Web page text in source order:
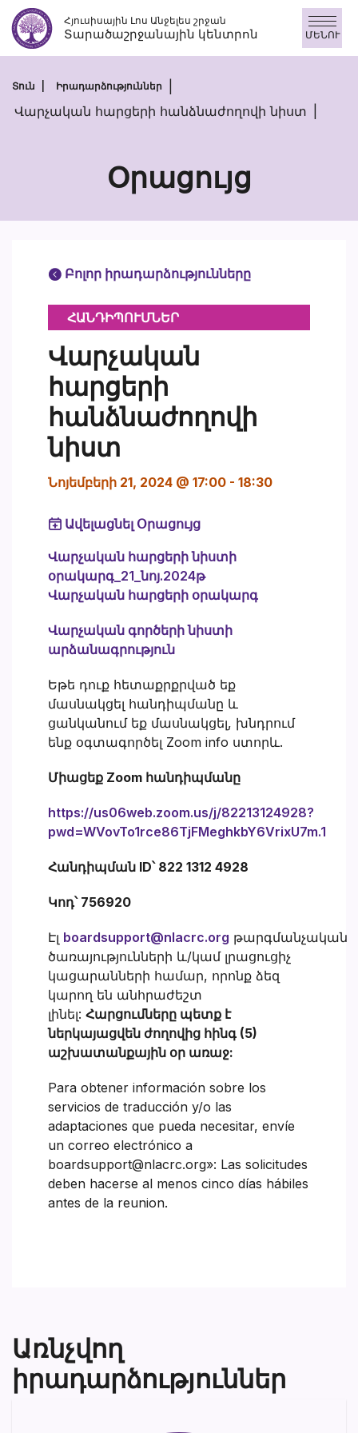
Անցնել
բովանդակությանըՀյուսիսային Լոս Անջելես շրջան
Տարածաշրջանային կենտրոն ՄԵՆՈՒ
Տուն Իրադարձություններ
Վարչական հարցերի հանձնաժողովի նիստ
Օրացույց
Բոլոր իրադարձությունները
ՀԱՆԴԻՊՈՒՄՆԵՐ
Վարչական
հարցերի
հանձնաժողովի
նիստ
Նոյեմբերի 21, 2024 @ 17:00 - 18:30
Ավելացնել Օրացույց
Վարչական հարցերի նիստի
օրակարգ_21_նոյ.2024թ
Վարչական հարցերի օրակարգ
Վարչական գործերի նիստի
արձանագրություն
Եթե դուք հետաքրքրված եք
մասնակցել հանդիպմանը և
ցանկանում եք մասնակցել, խնդրում
ենք օգտագործել Zoom info ստորև.
Միացեք Zoom հանդիպմանը
https://us06web.zoom.us/j/82213124928?
pwd=WVovTo1rce86TjFMeghkbY6VrixU7m.1
Հանդիպման ID՝ 822 1312 4928
Կոդ՝ 756920
Էլ boardsupport@nlacrc.org թարգմանչական
ծառայությունների և/կամ լրացուցիչ
կացարանների համար, որոնք ձեզ
կարող են անհրաժեշտ
լինել: Հարցումները պետք է
ներկայացվեն ժողովից հինգ (5)
աշխատանքային օր առաջ:
Para obtener información sobre los
servicios de traducción y/o las
adaptaciones que pueda necesitar, envíe
un correo electrónico a
boardsupport@nlacrc.org»: Las solicitudes
deben hacerse al menos cinco días hábiles
antes de la reunion.
Առնչվող
իրադարձություններ